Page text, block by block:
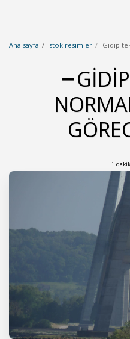
Ana sayfa stok resimler Gidip
1